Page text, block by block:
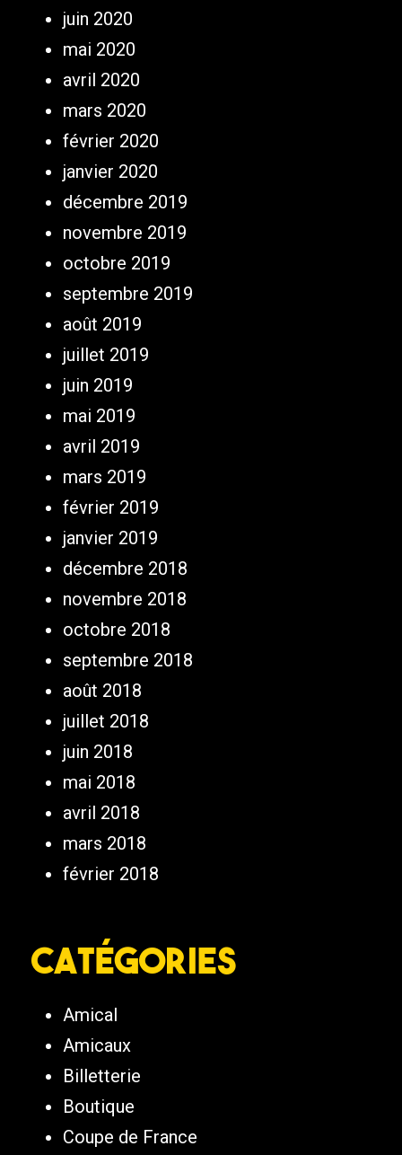
juin 2020
mai 2020
avril 2020
mars 2020
février 2020
janvier 2020
décembre 2019
novembre 2019
octobre 2019
septembre 2019
août 2019
juillet 2019
juin 2019
mai 2019
avril 2019
mars 2019
février 2019
janvier 2019
décembre 2018
novembre 2018
octobre 2018
septembre 2018
août 2018
juillet 2018
juin 2018
mai 2018
avril 2018
mars 2018
février 2018
Catégories
Amical
Amicaux
Billetterie
Boutique
Coupe de France